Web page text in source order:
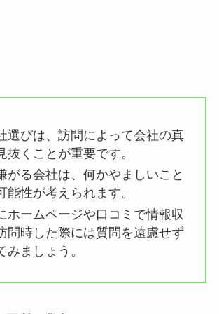
選びは、訪問によって会社の真
抜くことが重要です。
がる会社は、何かやましいこと
能性が考えられます。
ホームページや口コミで情報収
問時した際には質問を遠慮せず
みましょう。